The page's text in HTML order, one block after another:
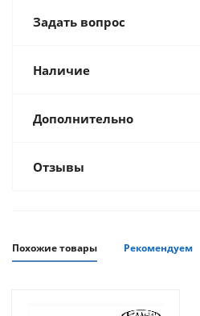
Задать вопрос
Наличие
Дополнительно
Отзывы
Похожие товары Рекомендуем